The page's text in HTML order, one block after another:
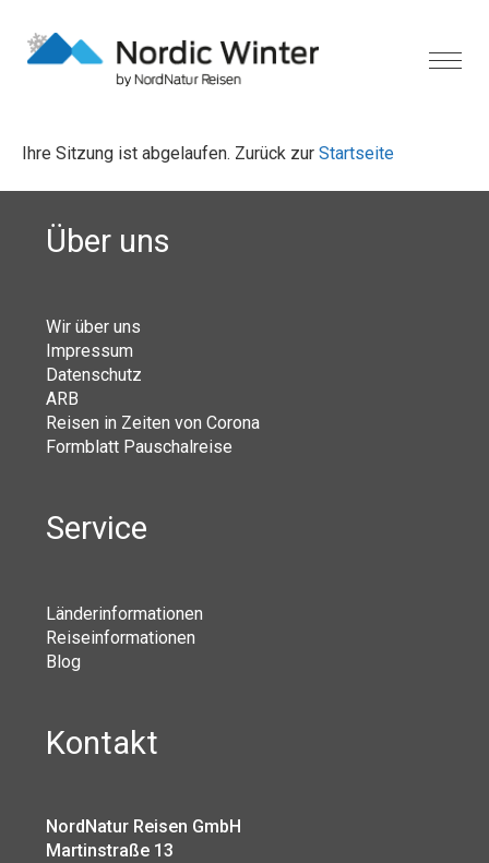
Ihre Sitzung ist abgelaufen. Zurück zur Startseite
Über uns
Wir über uns
Impressum
Datenschutz
ARB
Reisen in Zeiten von Corona
Formblatt Pauschalreise
Service
Länderinformationen
Reiseinformationen
Blog
Kontakt
NordNatur Reisen GmbH
Martinstraße 13